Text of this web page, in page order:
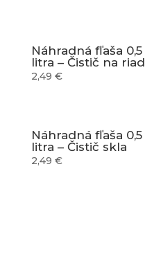
Náhradná fľaša 0,5
litra – Čistič na riad
2,49 €
Náhradná fľaša 0,5
litra – Čistič skla
2,49 €